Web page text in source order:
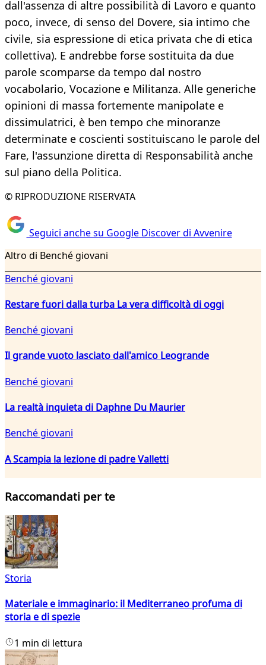
dall'assenza di altre possibilità di Lavoro e quanto
poco, invece, di senso del Dovere, sia intimo che
civile, sia espressione di etica privata che di etica
collettiva). E andrebbe forse sostituita da due
parole scomparse da tempo dal nostro
vocabolario, Vocazione e Militanza. Alle generiche
opinioni di massa fortemente manipolate e
dissimulatrici, è ben tempo che minoranze
determinate e coscienti sostituiscano le parole del
Fare, l'assunzione diretta di Responsabilità anche
sul piano della Politica.
© RIPRODUZIONE RISERVATA
Seguici anche su Google Discover di Avvenire
Altro di Benché giovani
Benché giovani
Restare fuori dalla turba La vera difficoltà di oggi
Benché giovani
Il grande vuoto lasciato dall'amico Leogrande
Benché giovani
La realtà inquieta di Daphne Du Maurier
Benché giovani
A Scampia la lezione di padre Valletti
Raccomandati per te
Storia
Materiale e immaginario: il Mediterraneo profuma di
storia e di spezie
1 min di lettura